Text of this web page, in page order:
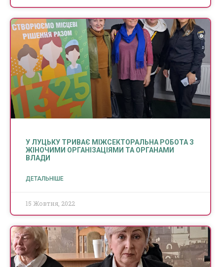
У ЛУЦЬКУ ТРИВАЄ МІЖСЕКТОРАЛЬНА РОБОТА З
ЖІНОЧИМИ ОРГАНІЗАЦІЯМИ ТА ОРГАНАМИ
ВЛАДИ
ДЕТАЛЬНІШЕ
15 Жовтня, 2022